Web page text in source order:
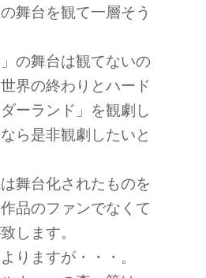
舞台を観て一層そう
」の舞台は観てないの
界の終わりとハード
ーランド」を観劇し
ら是非観劇したいと
舞台化されたものを
品のファンでなくて
します。
りますが・・・。